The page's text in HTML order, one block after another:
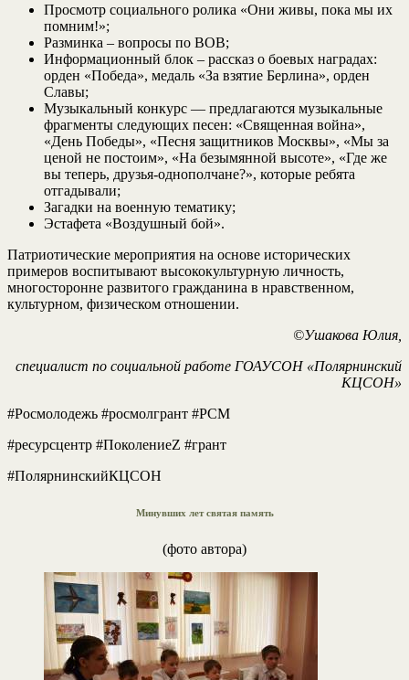
Просмотр социального ролика «Они живы, пока мы их
помним!»;
Разминка – вопросы по ВОВ;
Информационный блок – рассказ о боевых наградах:
орден «Победа», медаль «За взятие Берлина», орден
Славы;
Музыкальный конкурс — предлагаются музыкальные
фрагменты следующих песен: «Священная война»,
«День Победы», «Песня защитников Москвы», «Мы за
ценой не постоим», «На безымянной высоте», «Где же
вы теперь, друзья-однополчане?», которые ребята
отгадывали;
Загадки на военную тематику;
Эстафета «Воздушный бой».
Патриотические мероприятия на основе исторических
примеров воспитывают высококультурную личность,
многосторонне развитого гражданина в нравственном,
культурном, физическом отношении.
©Ушакова Юлия,
специалист по социальной работе ГОАУСОН «Полярнинский
КЦСОН»
#Росмолодежь #росмолгрант #РСМ
#ресурсцентр #ПоколениеZ #грант
#ПолярнинскийКЦСОН
Минувших лет святая память
(фото автора)